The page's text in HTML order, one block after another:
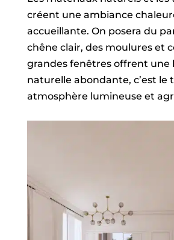
créent une ambiance
accueillante. On posera du
chêne clair, des moulures et
grandes fenêtres offrent une
naturelle abondante, c’est le
atmosphère lumineuse et